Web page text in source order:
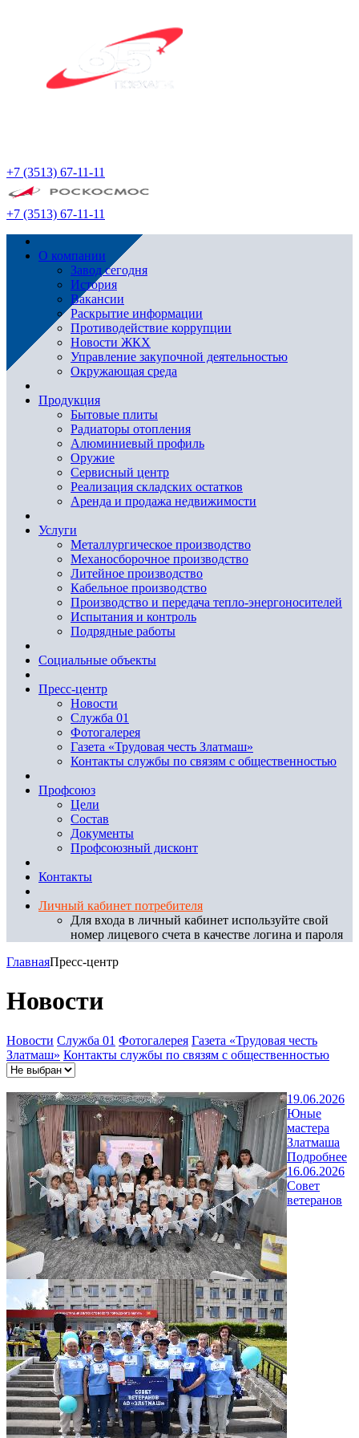
+7 (3513) 67-11-11
+7 (3513) 67-11-11
О компании
Завод сегодня
История
Вакансии
Раскрытие информации
Противодействие коррупции
Новости ЖКХ
Управление закупочной деятельностью
Окружающая среда
Продукция
Бытовые плиты
Радиаторы отопления
Алюминиевый профиль
Оружие
Сервисный центр
Реализация складских остатков
Аренда и продажа недвижимости
Услуги
Металлургическое производство
Механосборочное производство
Литейное производство
Кабельное производство
Производство и передача тепло-энергоносителей
Испытания и контроль
Подрядные работы
Социальные объекты
Пресс-центр
Новости
Служба 01
Фотогалерея
Газета «Трудовая честь Златмаш»
Контакты службы по связям с общественностью
Профсоюз
Цели
Состав
Документы
Профсоюзный дисконт
Контакты
Личный кабинет потребителя
Для входа в личный кабинет используйте свой
номер лицевого счета в качестве логина и пароля
ГлавнаяПресс-центр
Новости
Новости Служба 01 Фотогалерея Газета «Трудовая честь
Златмаш» Контакты службы по связям с общественностью
19.06.2026
Юные
мастера
Златмаша
Подробнее
16.06.2026
Совет
ветеранов